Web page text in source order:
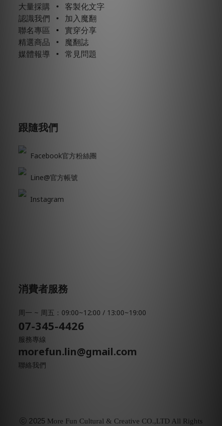
大量採購 •
客製化文字
認識我們 •
加入魔翻
聯名專區 •
實穿分享
精選商品 •
魔翻誌
媒體報導
• 常見問題
跟隨我們
Facebook官方粉絲團
Line@官方帳號
Instagram
消費者服務
周一 ~ 周五：09:00~12:00 / 13:00~19:00
07-345-4426
服務專線
morefun.lin@gmail.com
聯絡我們
ⓒ 2025 More Fun Cultural & Creative CO.,LTD All Rights